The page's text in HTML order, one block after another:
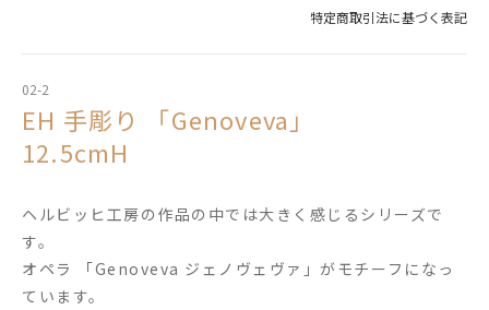
特定商取引法に基づく表記
02-2
EH 手彫り 「Genoveva」
12.5cmH
ヘルビッヒ工房の作品の中では大きく感じるシリーズで
す。
オペラ 「Genoveva ジェノヴェヴァ」がモチーフになっ
ています。